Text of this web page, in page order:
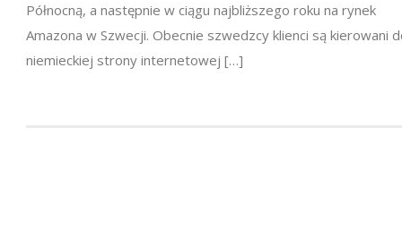
Północną, a następnie w ciągu najbliższego roku na rynek
Amazona w Szwecji. Obecnie szwedzcy klienci są kierowani
niemieckiej strony internetowej […]